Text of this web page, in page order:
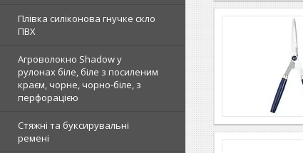
Плівка силіконова гнучке скло
ПВХ
Агроволокно Shadow у
рулонах біле, біле з посиленим
краєм, чорне, чорно-біле, з
перфорацією
Стяжні та буксирувальні
ремені